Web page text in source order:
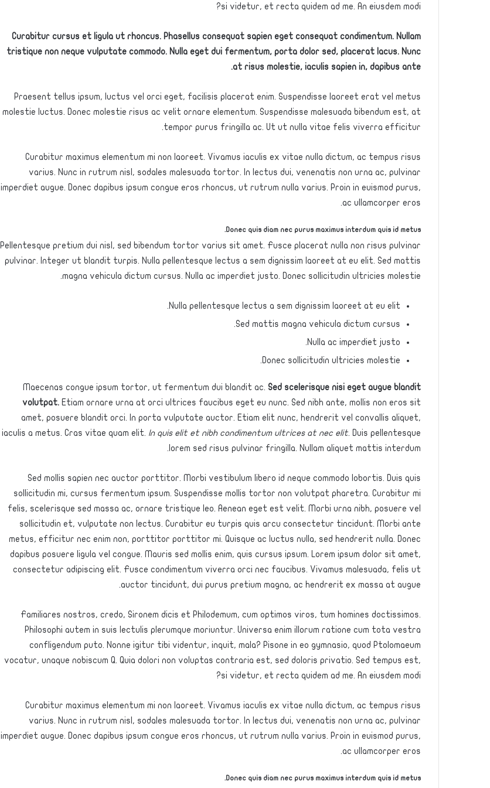
si videtur, et recta quidem ad me. An eiusdem modi?
Curabitur cursus et ligula ut rhoncus. Phasellus consequat sapien eget consequat condimentum. Nullam
tristique non neque vulputate commodo. Nulla eget dui fermentum, porta dolor sed, placerat lacus. Nunc
at risus molestie, iaculis sapien in, dapibus ante.
Praesent tellus ipsum, luctus vel orci eget, facilisis placerat enim. Suspendisse laoreet erat vel metus
molestie luctus. Donec molestie risus ac velit ornare elementum. Suspendisse malesuada bibendum est, at
tempor purus fringilla ac. Ut ut nulla vitae felis viverra efficitur.
Curabitur maximus elementum mi non laoreet. Vivamus iaculis ex vitae nulla dictum, ac tempus risus
varius. Nunc in rutrum nisl, sodales malesuada tortor. In lectus dui, venenatis non urna ac, pulvinar
imperdiet augue. Donec dapibus ipsum congue eros rhoncus, ut rutrum nulla varius. Proin in euismod purus,
ac ullamcorper eros.
Donec quis diam nec purus maximus interdum quis id metus.
Pellentesque pretium dui nisl, sed bibendum tortor varius sit amet. Fusce placerat nulla non risus pulvinar
pulvinar. Integer ut blandit turpis. Nulla pellentesque lectus a sem dignissim laoreet at eu elit. Sed mattis
magna vehicula dictum cursus. Nulla ac imperdiet justo. Donec sollicitudin ultricies molestie.
Nulla pellentesque lectus a sem dignissim laoreet at eu elit.
Sed mattis magna vehicula dictum cursus.
Nulla ac imperdiet justo.
Donec sollicitudin ultricies molestie.
Maecenas congue ipsum tortor, ut fermentum dui blandit ac. Sed scelerisque nisi eget augue blandit
volutpat. Etiam ornare urna at orci ultrices faucibus eget eu nunc. Sed nibh ante, mollis non eros sit
amet, posuere blandit orci. In porta vulputate auctor. Etiam elit nunc, hendrerit vel convallis aliquet,
iaculis a metus. Cras vitae quam elit. In quis elit et nibh condimentum ultrices at nec elit. Duis pellentesque
lorem sed risus pulvinar fringilla. Nullam aliquet mattis interdum.
Sed mollis sapien nec auctor porttitor. Morbi vestibulum libero id neque commodo lobortis. Duis quis
sollicitudin mi, cursus fermentum ipsum. Suspendisse mollis tortor non volutpat pharetra. Curabitur mi
felis, scelerisque sed massa ac, ornare tristique leo. Aenean eget est velit. Morbi urna nibh, posuere vel
sollicitudin et, vulputate non lectus. Curabitur eu turpis quis arcu consectetur tincidunt. Morbi ante
metus, efficitur nec enim non, porttitor porttitor mi. Quisque ac luctus nulla, sed hendrerit nulla. Donec
dapibus posuere ligula vel congue. Mauris sed mollis enim, quis cursus ipsum. Lorem ipsum dolor sit amet,
consectetur adipiscing elit. Fusce condimentum viverra orci nec faucibus. Vivamus malesuada, felis ut
auctor tincidunt, dui purus pretium magna, ac hendrerit ex massa at augue.
Familiares nostros, credo, Sironem dicis et Philodemum, cum optimos viros, tum homines doctissimos.
Philosophi autem in suis lectulis plerumque moriuntur. Universa enim illorum ratione cum tota vestra
confligendum puto. Nonne igitur tibi videntur, inquit, mala? Pisone in eo gymnasio, quod Ptolomaeum
vocatur, unaque nobiscum Q. Quia dolori non voluptas contraria est, sed doloris privatio. Sed tempus est,
si videtur, et recta quidem ad me. An eiusdem modi?
Curabitur maximus elementum mi non laoreet. Vivamus iaculis ex vitae nulla dictum, ac tempus risus
varius. Nunc in rutrum nisl, sodales malesuada tortor. In lectus dui, venenatis non urna ac, pulvinar
imperdiet augue. Donec dapibus ipsum congue eros rhoncus, ut rutrum nulla varius. Proin in euismod purus,
ac ullamcorper eros.
Donec quis diam nec purus maximus interdum quis id metus.